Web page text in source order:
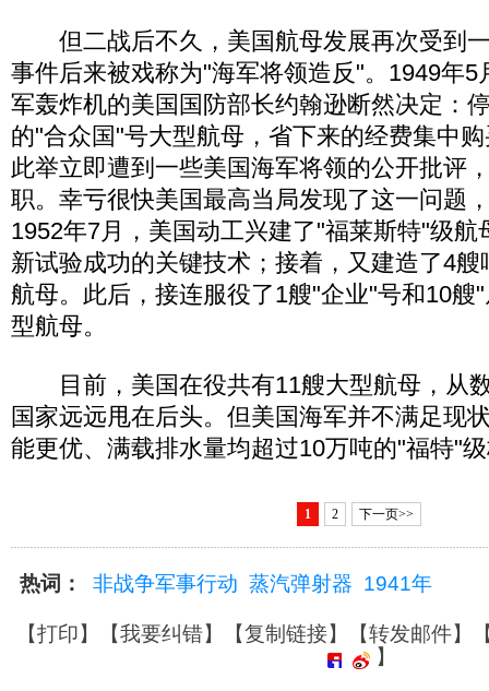
但二战后不久，美国航母发展再次受到
事件后来被戏称为"海军将领造反"。1949年5
军轰炸机的美国国防部长约翰逊断然决定：
的"合众国"号大型航母，省下来的经费集中
此举立即遭到一些美国海军将领的公开批评
职。幸亏很快美国最高当局发现了这一问题
1952年7月，美国动工兴建了"福莱斯特"级航
新试验成功的关键技术；接着，又建造了4
航母。此后，接连服役了1艘"企业"号和10艘
型航母。
目前，美国在役共有11艘大型航母，从
国家远远甩在后头。但美国海军并不满足现
能更优、满载排水量均超过10万吨的"福特"
1 2 下一页>>
热词： 非战争军事行动 蒸汽弹射器 1941年
【打印】【我要纠错】【复制链接】【转发邮件】
】